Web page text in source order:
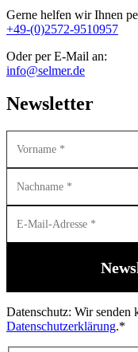
Gerne helfen wir Ihnen
+49-(0)2572-9510957
Oder per E-Mail an:
info@selmer.de
Newsletter
Datenschutz: Wir senden
Datenschutzerklärung.*